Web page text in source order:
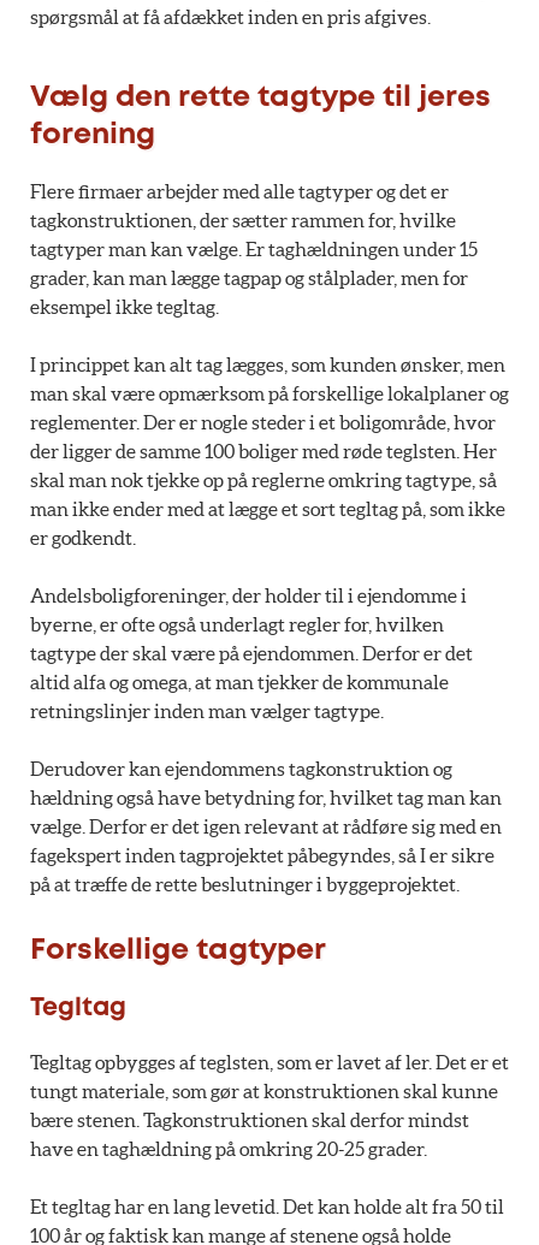
spørgsmål at få afdækket inden en pris afgives.
Vælg den rette tagtype til jeres
forening
Flere firmaer arbejder med alle tagtyper og det er
tagkonstruktionen, der sætter rammen for, hvilke
tagtyper man kan vælge. Er taghældningen under 15
grader, kan man lægge tagpap og stålplader, men for
eksempel ikke tegltag.
I princippet kan alt tag lægges, som kunden ønsker, men
man skal være opmærksom på forskellige lokalplaner og
reglementer. Der er nogle steder i et boligområde, hvor
der ligger de samme 100 boliger med røde teglsten. Her
skal man nok tjekke op på reglerne omkring tagtype, så
man ikke ender med at lægge et sort tegltag på, som ikke
er godkendt.
Andelsboligforeninger, der holder til i ejendomme i
byerne, er ofte også underlagt regler for, hvilken
tagtype der skal være på ejendommen. Derfor er det
altid alfa og omega, at man tjekker de kommunale
retningslinjer inden man vælger tagtype.
Derudover kan ejendommens tagkonstruktion og
hældning også have betydning for, hvilket tag man kan
vælge. Derfor er det igen relevant at rådføre sig med en
fagekspert inden tagprojektet påbegyndes, så I er sikre
på at træffe de rette beslutninger i byggeprojektet.
Forskellige tagtyper
Tegltag
Tegltag opbygges af teglsten, som er lavet af ler. Det er et
tungt materiale, som gør at konstruktionen skal kunne
bære stenen. Tagkonstruktionen skal derfor mindst
have en taghældning på omkring 20-25 grader.
Et tegltag har en lang levetid. Det kan holde alt fra 50 til
100 år og faktisk kan mange af stenene også holde